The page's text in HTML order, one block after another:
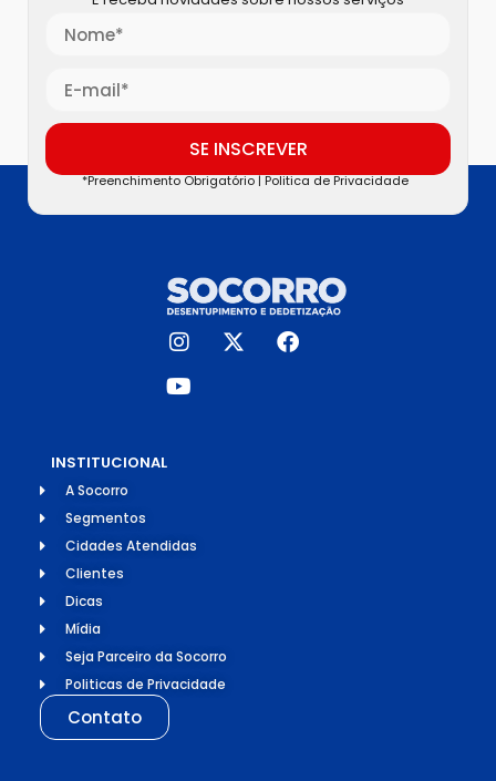
SE INSCREVER
*Preenchimento Obrigatório |Politica de Privacidade
INSTITUCIONAL
A Socorro
Segmentos
Cidades Atendidas
Clientes
Dicas
Mídia
Seja Parceiro da Socorro
Politicas de Privacidade
Contato